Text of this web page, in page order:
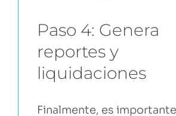
Paso 4: Genera
reportes y
liquidaciones
Finalmente, es